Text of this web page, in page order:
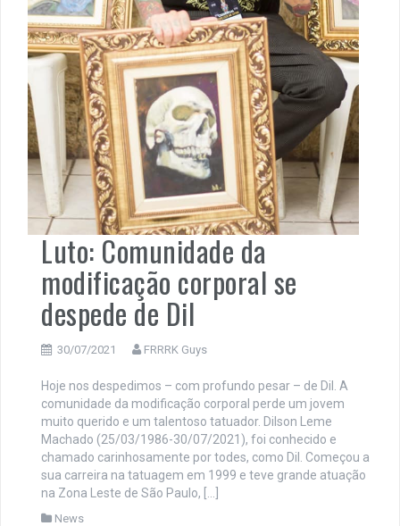
Luto: Comunidade da
modificação corporal se
despede de Dil
30/07/2021 FRRRK Guys
Hoje nos despedimos – com profundo pesar – de Dil. A
comunidade da modificação corporal perde um jovem
muito querido e um talentoso tatuador. Dilson Leme
Machado (25/03/1986-30/07/2021), foi conhecido e
chamado carinhosamente por todes, como Dil. Começou a
sua carreira na tatuagem em 1999 e teve grande atuação
na Zona Leste de São Paulo, […]
News